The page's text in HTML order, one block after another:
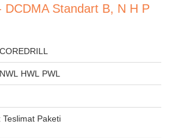
DCDMA Standart B, N H P
HWL PWL
Teslimat Paketi